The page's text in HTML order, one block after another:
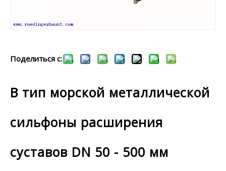
Поделиться с:
B тип морской металлической
сильфоны расширения
суставов DN 50 - 500 мм